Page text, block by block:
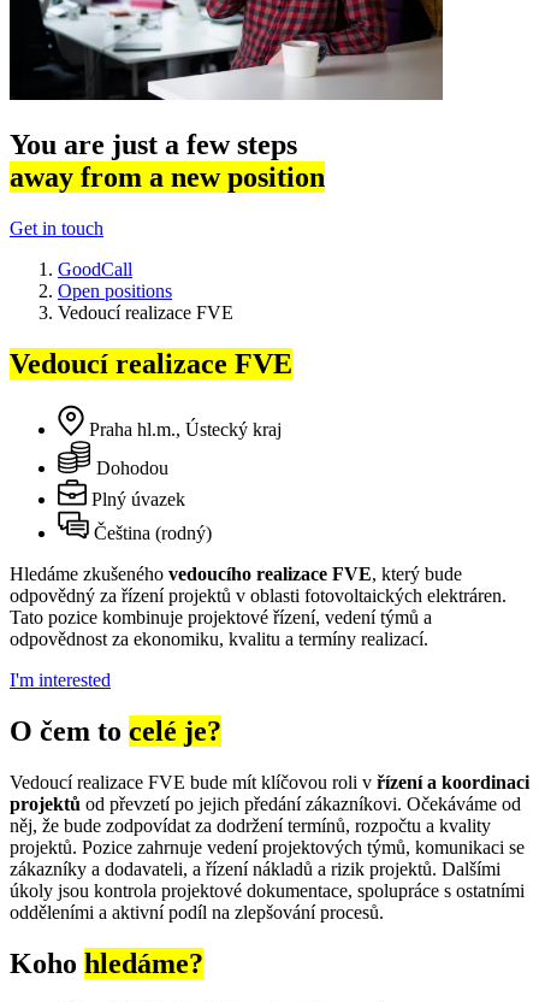
You are just a few steps
away from a new position
Get in touch
GoodCall
Open positions
Vedoucí realizace FVE
Vedoucí realizace FVE
Praha hl.m., Ústecký kraj
Dohodou
Plný úvazek
Čeština (rodný)
Hledáme zkušeného vedoucího realizace FVE, který bude
odpovědný za řízení projektů v oblasti fotovoltaických elektráren.
Tato pozice kombinuje projektové řízení, vedení týmů a
odpovědnost za ekonomiku, kvalitu a termíny realizací.
I'm interested
O čem to celé je?
Vedoucí realizace FVE bude mít klíčovou roli v řízení a koordinaci
projektů od převzetí po jejich předání zákazníkovi. Očekáváme od
něj, že bude zodpovídat za dodržení termínů, rozpočtu a kvality
projektů. Pozice zahrnuje vedení projektových týmů, komunikaci se
zákazníky a dodavateli, a řízení nákladů a rizik projektů. Dalšími
úkoly jsou kontrola projektové dokumentace, spolupráce s ostatními
odděleními a aktivní podíl na zlepšování procesů.
Koho hledáme?